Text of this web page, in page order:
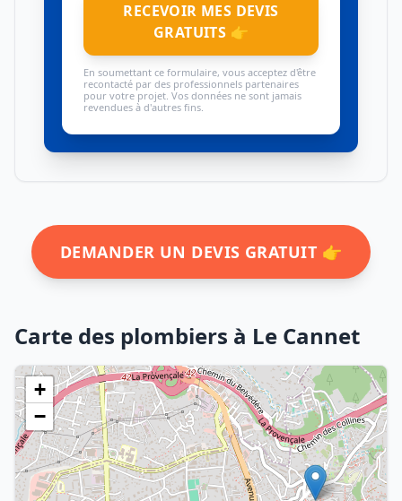
RECEVOIR MES DEVIS
GRATUITS 👉
En soumettant ce formulaire, vous acceptez d'être
recontacté par des professionnels partenaires
pour votre projet. Vos données ne sont jamais
revendues à d'autres fins.
DEMANDER UN DEVIS GRATUIT 👉
Carte des plombiers à Le Cannet
+
−